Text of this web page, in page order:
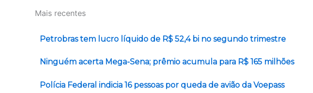
Mais recentes
Petrobras tem lucro líquido de R$ 52,4 bi no segundo trimestre
Ninguém acerta Mega-Sena; prêmio acumula para R$ 165 milhões
Polícia Federal indicia 16 pessoas por queda de avião da Voepass